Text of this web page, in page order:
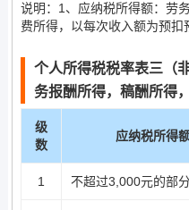
说明：1、应纳税所得额：劳
费所得，以每次收入额为预扣
个人所得税税率表三（
务报酬所得，稿酬所得
级
数
应纳税所得
1 不超过3,000元的部